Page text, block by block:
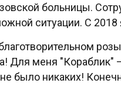
больницы.
ситуации. С
Для меня "Кораблик"
было никаких!